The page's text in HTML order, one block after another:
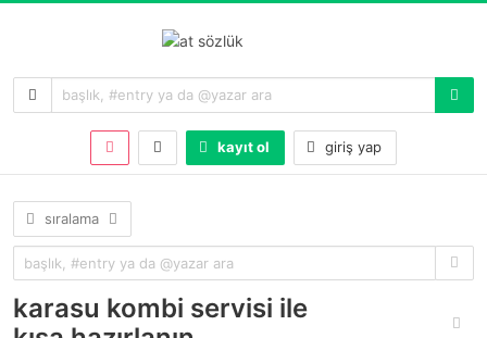
kayıt ol giriş yap
sıralama
karasu kombi servisi ile